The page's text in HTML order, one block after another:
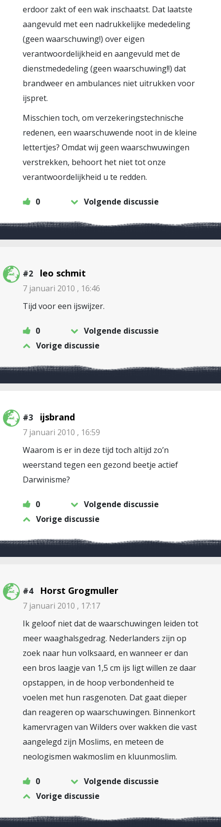
erdoor zakt of een wak inschaatst. Dat laatste
aangevuld met een nadrukkelijke mededeling
(geen waarschuwing!) over eigen
verantwoordelijkheid en aangevuld met de
dienstmededeling (geen waarschuwing!!) dat
brandweer en ambulances niet uitrukken voor
ijspret.
Misschien toch, om verzekeringstechnische
redenen, een waarschuwende noot in de kleine
lettertjes? Omdat wij geen waarschwuwingen
verstrekken, behoort het niet tot onze
verantwoordelijkheid u te redden.
0 Volgende discussie
#2 leo schmit
7 januari 2010 , 16:46
Tijd voor een ijswijzer.
0
Volgende discussie
Vorige discussie
#3 ijsbrand
7 januari 2010 , 16:59
Waarom is er in deze tijd toch altijd zo’n
weerstand tegen een gezond beetje actief
Darwinisme?
0
Volgende discussie
Vorige discussie
#4 Horst Grogmuller
7 januari 2010 , 17:17
Ik geloof niet dat de waarschuwingen leiden tot
meer waaghalsgedrag. Nederlanders zijn op
zoek naar hun volksaard, en wanneer er dan
een bros laagje van 1,5 cm ijs ligt willen ze daar
opstappen, in de hoop verbondenheid te
voelen met hun rasgenoten. Dat gaat dieper
dan reageren op waarschuwingen. Binnenkort
kamervragen van Wilders over wakken die vast
aangelegd zijn Moslims, en meteen de
neologismen wakmoslim en kluunmoslim.
0
Volgende discussie
Vorige discussie